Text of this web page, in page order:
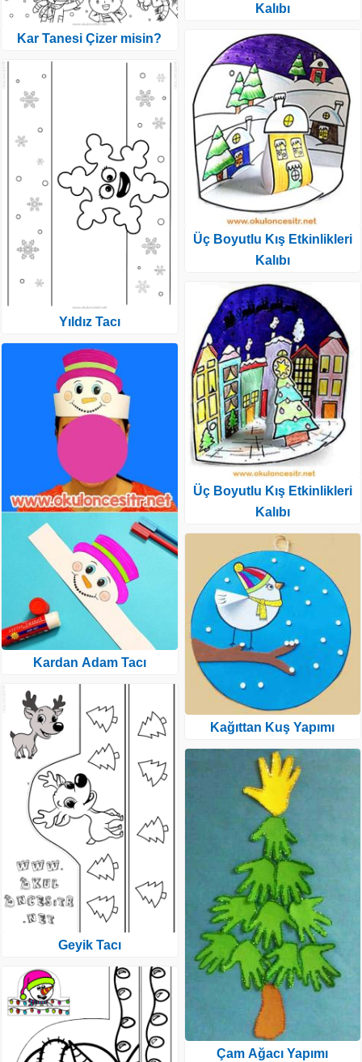
Kar Tanesi Çizer misin?
Yıldız Tacı
Kardan Adam Tacı
Geyik Tacı
Kalıbı
Üç Boyutlu Kış Etkinlikleri
Kalıbı
Üç Boyutlu Kış Etkinlikleri
Kalıbı
Kağıttan Kuş Yapımı
Çam Ağacı Yapımı